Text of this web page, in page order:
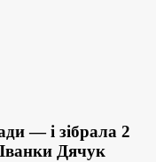
— і зібрала 2
Дячук